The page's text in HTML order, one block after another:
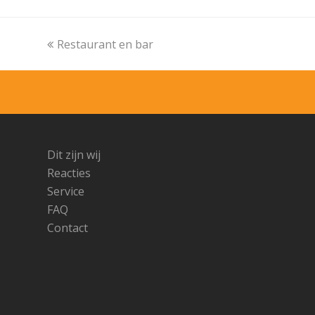
Vorige
Restaurant en bar
Dit zijn wij
Reacties
Service
FAQ
Contact